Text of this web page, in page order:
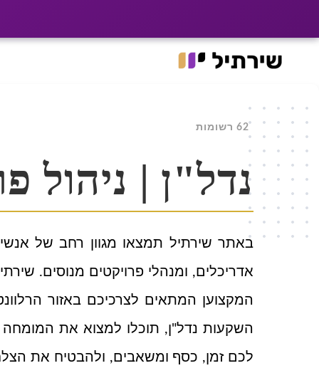
Skip
62 רשומות
נדל"ן | ניהול
באתר שירתיל תמצאו מגוון רחב של אנשי
אדריכלים, ומנהלי פרויקטים מנוסים.
המקצוען המתאים לצרכיכם באזור
השקעות נדל"ן, תוכלו למצוא את המומחה
לכם זמן, כסף ומשאבים, ולהבטיח את